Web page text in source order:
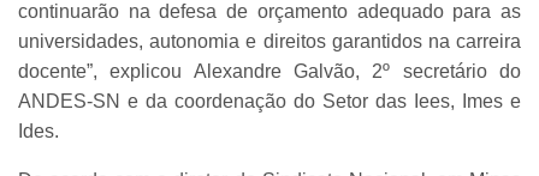
continuarão na defesa de orçamento adequado para as
universidades, autonomia e direitos garantidos na carreira
docente”, explicou Alexandre Galvão, 2º secretário do
ANDES-SN e da coordenação do Setor das Iees, Imes e
Ides.